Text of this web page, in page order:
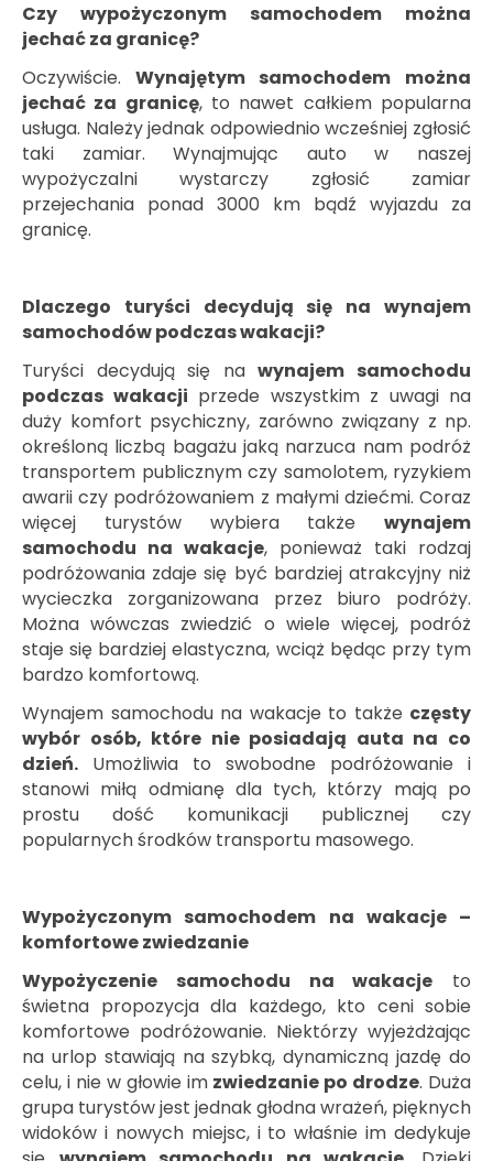
Czy wypożyczonym samochodem można
jechać za granicę?
Oczywiście. Wynajętym samochodem można
jechać za granicę, to nawet całkiem popularna
usługa. Należy jednak odpowiednio wcześniej zgłosić
taki zamiar. Wynajmując auto w naszej
wypożyczalni wystarczy zgłosić zamiar
przejechania ponad 3000 km bądź wyjazdu za
granicę.
Dlaczego turyści decydują się na wynajem
samochodów podczas wakacji?
Turyści decydują się nawynajem samochodu
podczas wakacji przede wszystkim z uwagi na
duży komfort psychiczny, zarówno związany z np.
określoną liczbą bagażu jaką narzuca nam podróż
transportem publicznym czy samolotem, ryzykiem
awarii czy podróżowaniem z małymi dziećmi. Coraz
więcej turystów wybiera także wynajem
samochodu na wakacje, ponieważ taki rodzaj
podróżowania zdaje się być bardziej atrakcyjny niż
wycieczka zorganizowana przez biuro podróży.
Można wówczas zwiedzić o wiele więcej, podróż
staje się bardziej elastyczna, wciąż będąc przy tym
bardzo komfortową.
Wynajem samochodu na wakacje to także częsty
wybór osób, które nie posiadają auta na co
dzień. Umożliwia to swobodne podróżowanie i
stanowi miłą odmianę dla tych, którzy mają po
prostu dość komunikacji publicznej czy
popularnych środków transportu masowego.
Wypożyczonym samochodem na wakacje –
komfortowe zwiedzanie
Wypożyczenie samochodu na wakacje to
świetna propozycja dla każdego, kto ceni sobie
komfortowe podróżowanie. Niektórzy wyjeżdżając
na urlop stawiają na szybką, dynamiczną jazdę do
celu, i nie w głowie im zwiedzanie po drodze. Duża
grupa turystów jest jednak głodna wrażeń, pięknych
widoków i nowych miejsc, i to właśnie im dedykuje